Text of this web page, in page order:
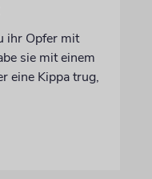
ihr Opfer mit
sie mit einem
eine Kippa trug,